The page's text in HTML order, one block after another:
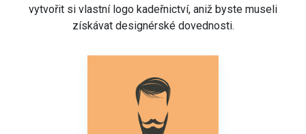
vytvořit si vlastní logo kadeřnictví, aniž byste museli
získávat designérské dovednosti.